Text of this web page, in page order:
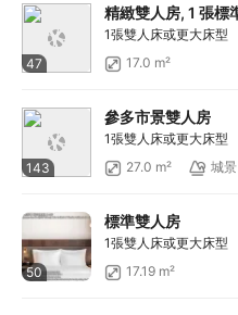
47
1張雙人床或更大床型
17.0 m²
143
參多市景雙人房
1張雙人床或更大床型
27.0 m²
城景
50
標準雙人房
1張雙人床或更大床型
17.19 m²